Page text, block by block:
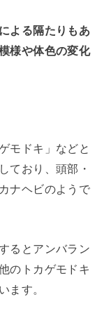
よる隔たりもあ
様や体色の変化
モドキ」などと
ており、頭部・
ナヘビのようで
るとアンバラン
のトカゲモドキ
ます。